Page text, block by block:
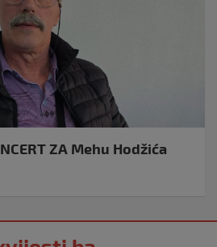
ZA Mehu Hodžića